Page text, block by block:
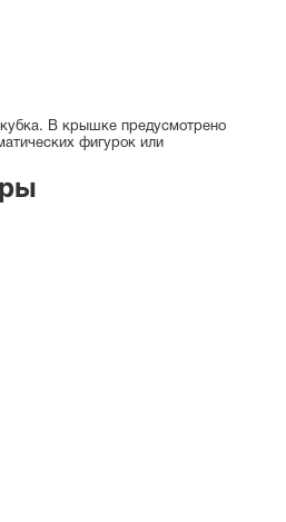
В крышке предусмотрено
фигурок или